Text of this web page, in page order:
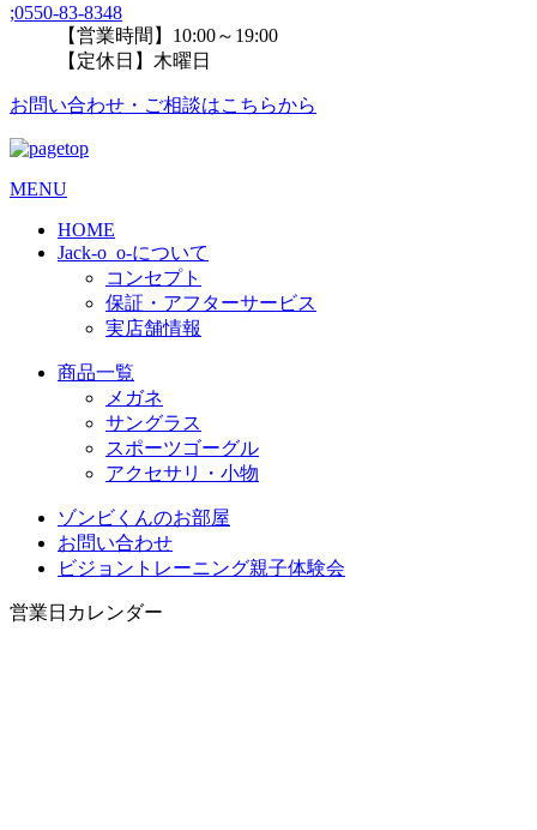
;0550-83-8348
【営業時間】10:00～19:00
【定休日】木曜日
お問い合わせ・ご相談はこちらから
MENU
HOME
Jack-o_o-について
コンセプト
保証・アフターサービス
実店舗情報
商品一覧
メガネ
サングラス
スポーツゴーグル
アクセサリ・小物
ゾンビくんのお部屋
お問い合わせ
ビジョントレーニング親子体験会
営業日カレンダー